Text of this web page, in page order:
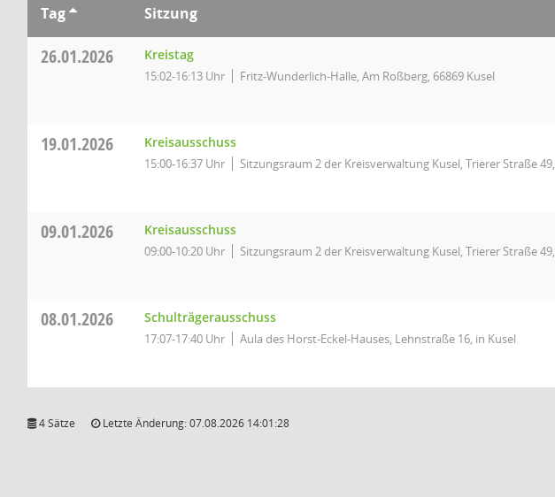
Tag Sitzung
26.01.2026 Kreistag
15:02-16:13 Uhr Fritz-Wunderlich-Halle, Am Roßberg, 66869 Kusel
19.01.2026 Kreisausschuss
15:00-16:37 Uhr Sitzungsraum 2 der Kreisverwaltung Kusel, Trierer Straße
09.01.2026 Kreisausschuss
09:00-10:20 Uhr Sitzungsraum 2 der Kreisverwaltung Kusel, Trierer Straße
08.01.2026 Schulträgerausschuss
17:07-17:40 Uhr Aula des Horst-Eckel-Hauses, Lehnstraße 16, in Kusel
4 Sätze Letzte Änderung: 07.08.2026 14:01:28